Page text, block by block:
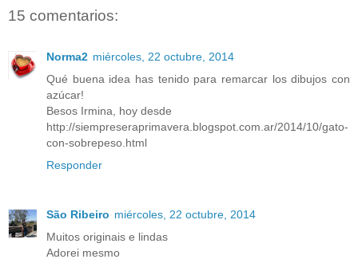
15 comentarios:
Norma2 miércoles, 22 octubre, 2014
Qué buena idea has tenido para remarcar los dibujos con
azúcar!
Besos Irmina, hoy desde
http://siempreseraprimavera.blogspot.com.ar/2014/10/gato-
con-sobrepeso.html
Responder
São Ribeiro miércoles, 22 octubre, 2014
Muitos originais e lindas
Adorei mesmo